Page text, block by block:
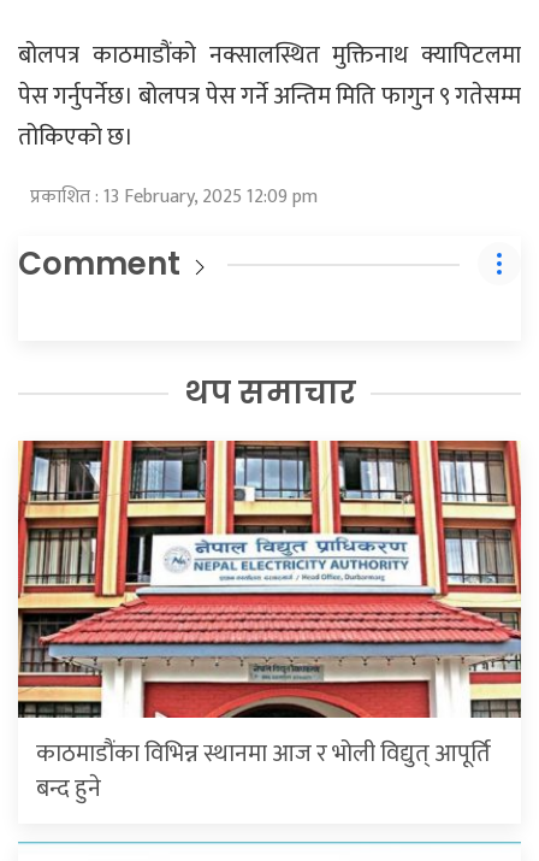
बोलपत्र काठमाडौंको नक्सालस्थित मुक्तिनाथ क्यापिटलमा
पेस गर्नुपर्नेछ। बोलपत्र पेस गर्ने अन्तिम मिति फागुन ९ गतेसम्म
तोकिएको छ।
प्रकाशित : 13 February, 2025 12:09 pm
Comment
थप समाचार
काठमाडौंका विभिन्न स्थानमा आज र भोली विद्युत् आपूर्ति
बन्द हुने